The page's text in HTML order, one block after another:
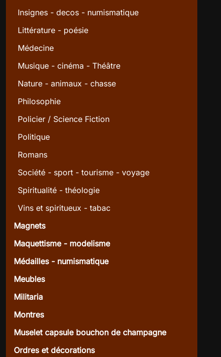
Insignes - decos - numismatique
Littérature - poésie
Médecine
Musique - cinéma - Théâtre
Nature - animaux - chasse
Philosophie
Policier / Science Fiction
Politique
Romans
Société - sport - tourisme - voyage
Spiritualité - théologie
Vins et spiritueux - tabac
Magnets
Maquettisme - modelisme
Médailles - numismatique
Meubles
Militaria
Montres
Muselet capsule bouchon de champagne
Ordres et décorations